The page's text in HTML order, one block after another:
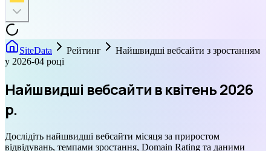
SiteData Рейтинг
Найшвидші вебсайти з зростанням
у 2026-04 році
Найшвидші вебсайти в квітень 2026
р.
Дослідіть найшвидші вебсайти місяця за приростом
відвідувань, темпами зростання, Domain Rating та даними